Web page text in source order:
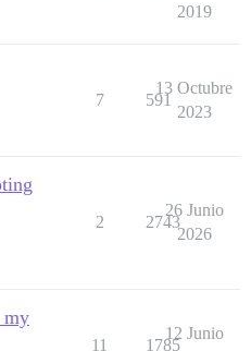
2019
7 591
13 Octubre
2023
2 2743
26 Junio
2026
my
11 1785
12 Junio